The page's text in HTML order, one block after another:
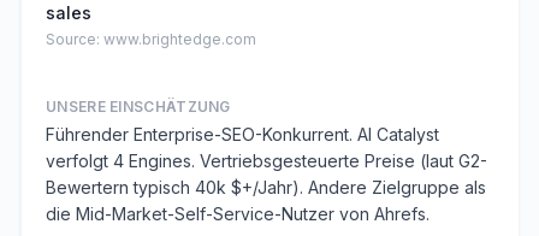
sales
Source: www.brightedge.com
UNSERE EINSCHÄTZUNG
Führender Enterprise-SEO-Konkurrent. AI Catalyst
verfolgt 4 Engines. Vertriebsgesteuerte Preise (laut G2-
Bewertern typisch 40k $+/Jahr). Andere Zielgruppe als
die Mid-Market-Self-Service-Nutzer von Ahrefs.